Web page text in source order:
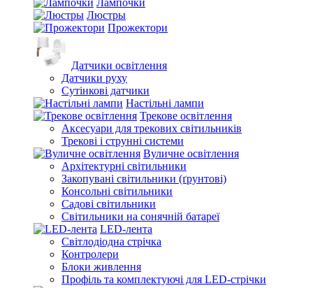
Лампочки
Люстры
Прожектори
Датчики освітлення
Датчики руху
Сутінкові датчики
Настільні лампи
Трекове освітлення
Аксесуари для трекових світильників
Трекові і струнні системи
Вуличне освітлення
Архітектурні світильники
Закопувані світильники (ґрунтові)
Консольні світильники
Садові світильники
Світильники на сонячній батареї
LED-лента
Світлодіодна стрічка
Контролери
Блоки живлення
Профіль та комплектуючі для LED-стрічки